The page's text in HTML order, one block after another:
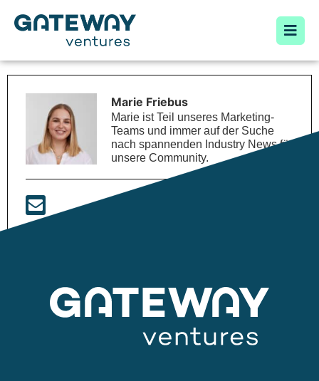
Marie Friebus
Marie ist Teil unseres Marketing-
Teams und immer auf der Suche
nach spannenden Industry News für
unsere Community.